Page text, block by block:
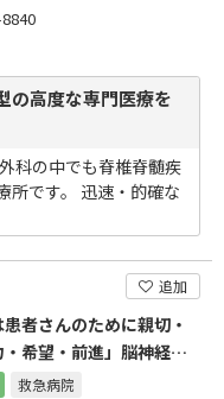
の高度な専門医療を
科の中でも脊椎脊髄疾
所です。 迅速・的確な
追加
患者さんのために親切・
希望・前進」脳神経外
療を目指します
救急病院